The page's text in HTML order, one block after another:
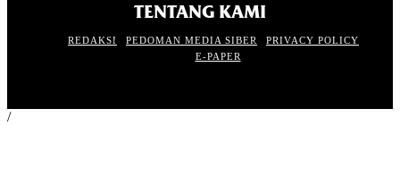
TENTANG KAMI
REDAKSI PEDOMAN MEDIA SIBER
PRIVACY POLICY
E-PAPER
/